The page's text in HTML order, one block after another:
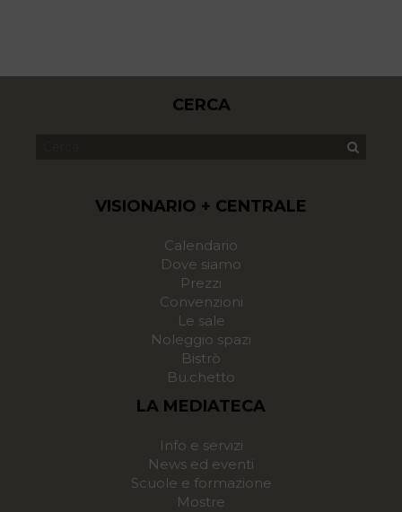
CERCA
VISIONARIO + CENTRALE
Calendario
Dove siamo
Prezzi
Convenzioni
Le sale
Noleggio spazi
Bistrò
Bu.chetto
LA MEDIATECA
Info e servizi
News ed eventi
Scuole e formazione
Mostre